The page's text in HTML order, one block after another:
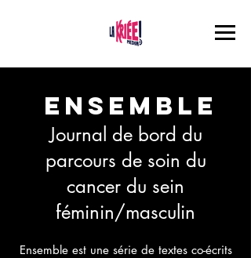
Ensemble
Journal de bord du
parcours de soin du
cancer du sein
féminin/masculin
Ensemble est une série de textes co-écrits